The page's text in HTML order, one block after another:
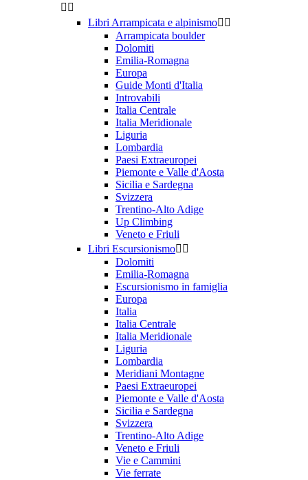
 
Libri Arrampicata e alpinismo 
Arrampicata boulder
Dolomiti
Emilia-Romagna
Europa
Guide Monti d'Italia
Introvabili
Italia Centrale
Italia Meridionale
Liguria
Lombardia
Paesi Extraeuropei
Piemonte e Valle d'Aosta
Sicilia e Sardegna
Svizzera
Trentino-Alto Adige
Up Climbing
Veneto e Friuli
Libri Escursionismo 
Dolomiti
Emilia-Romagna
Escursionismo in famiglia
Europa
Italia
Italia Centrale
Italia Meridionale
Liguria
Lombardia
Meridiani Montagne
Paesi Extraeuropei
Piemonte e Valle d'Aosta
Sicilia e Sardegna
Svizzera
Trentino-Alto Adige
Veneto e Friuli
Vie e Cammini
Vie ferrate